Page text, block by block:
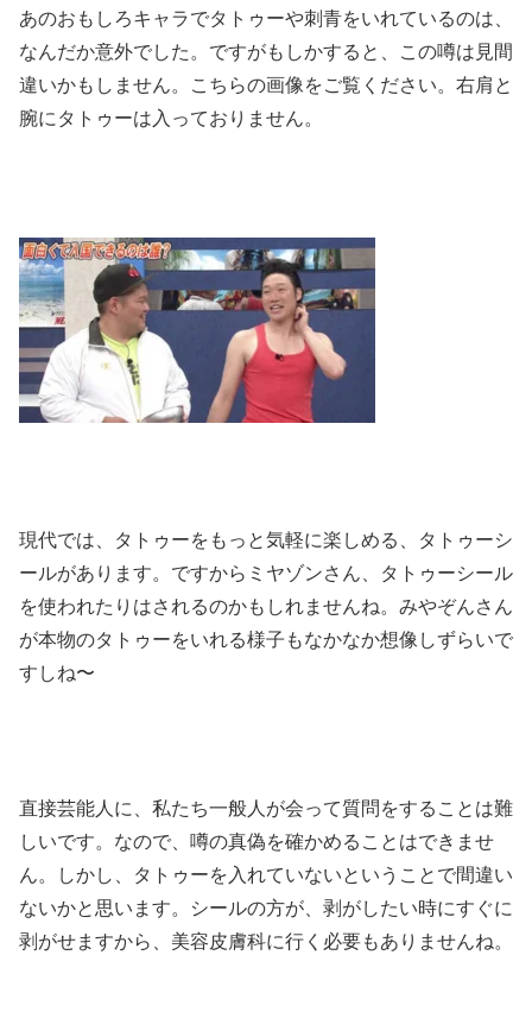
あのおもしろキャラでタトゥーや刺青をいれているのは、
なんだか意外でした。ですがもしかすると、この噂は見間
違いかもしません。こちらの画像をご覧ください。右肩と
腕にタトゥーは入っておりません。
現代では、タトゥーをもっと気軽に楽しめる、タトゥーシ
ールがあります。ですからミヤゾンさん、タトゥーシール
を使われたりはされるのかもしれませんね。みやぞんさん
が本物のタトゥーをいれる様子もなかなか想像しずらいで
すしね〜
直接芸能人に、私たち一般人が会って質問をすることは難
しいです。なので、噂の真偽を確かめることはできませ
ん。
しかし、タトゥーを入れていないということで間違い
ないかと思います。
シールの方が、剥がしたい時にすぐに
剥がせますから、美容皮膚科に行く必要もありませんね。